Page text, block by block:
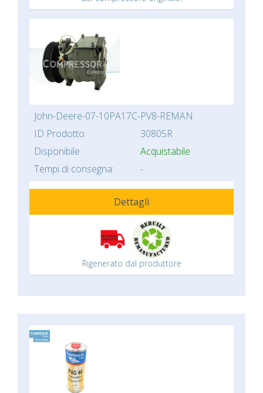
John-Deere-07-10PA17C-PV8-REMAN
ID Prodotto:
30805R
Disponibile:
Acquistabile
Tempi di consegna:
-
Dettagli
Rigenerato dal produttore